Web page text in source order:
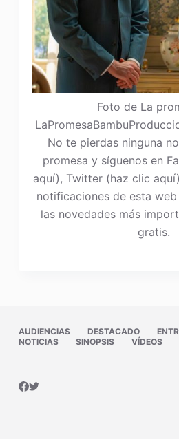
Foto de La
No te pierdas ninguna
promesa y síguenos en
aquí), Twitter (haz clic
notificaciones de esta
las novedades más
gratis.
AUDIENCIAS DESTACADO
NOTICIAS
SINOPSIS VÍDEOS